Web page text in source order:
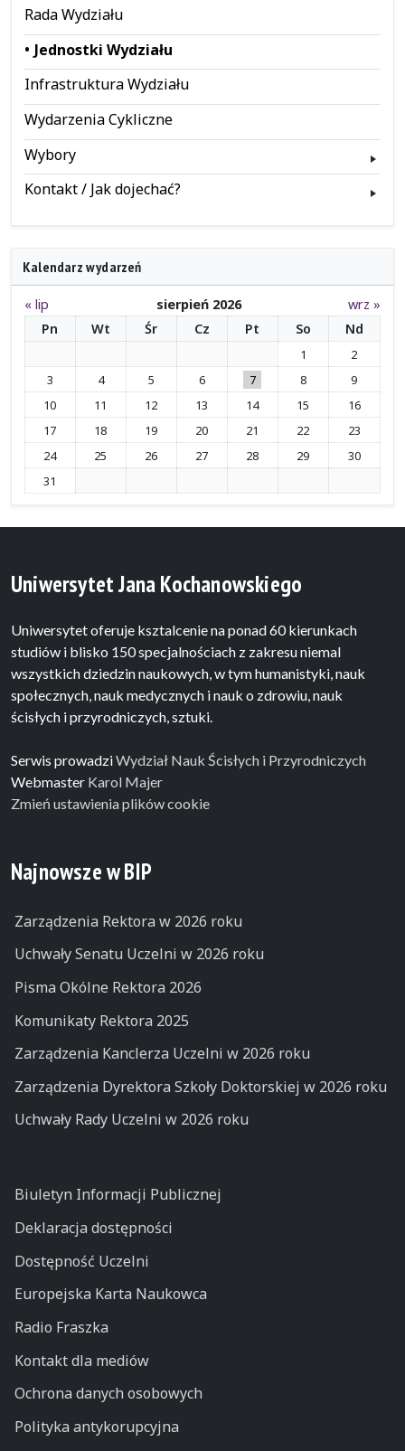
Rada Wydziału
Jednostki Wydziału
Infrastruktura Wydziału
Wydarzenia Cykliczne
Wybory
Kontakt / Jak dojechać?
Kalendarz wydarzeń
« lip sierpień 2026
wrz »
Pn
Wt Śr Cz Pt So Nd
1
2
3
4 5 6 7 8
9
10
11 12 13 14 15
16
17
18 19 20 21 22
23
24
25 26 27 28 29
30
31
Uniwersytet Jana Kochanowskiego
Uniwersytet oferuje ksztalcenie na ponad 60 kierunkach
studiów i blisko 150 specjalnościach z zakresu niemal
wszystkich dziedzin naukowych, w tym humanistyki, nauk
społecznych, nauk medycznych i nauk o zdrowiu, nauk
ścisłych i przyrodniczych, sztuki.
Serwis prowadziWydział Nauk Ścisłych i Przyrodniczych
Webmaster Karol Majer
Zmień ustawienia plików cookie
Najnowsze w BIP
Zarządzenia Rektora w 2026 roku
Uchwały Senatu Uczelni w 2026 roku
Pisma Okólne Rektora 2026
Komunikaty Rektora 2025
Zarządzenia Kanclerza Uczelni w 2026 roku
Zarządzenia Dyrektora Szkoły Doktorskiej w 2026 roku
Uchwały Rady Uczelni w 2026 roku
Biuletyn Informacji Publicznej
Deklaracja dostępności
Dostępność Uczelni
Europejska Karta Naukowca
Radio Fraszka
Kontakt dla mediów
Ochrona danych osobowych
Polityka antykorupcyjna